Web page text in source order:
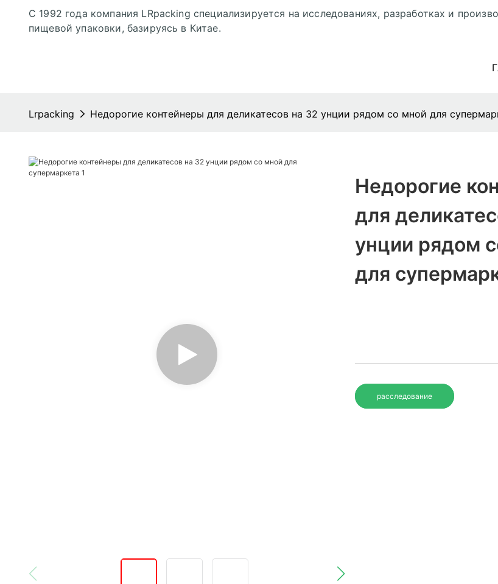
С 1992 года компания LRpacking специализируется на исследованиях, разработках и
пищевой упаковки, базируясь в Китае.
Lrpacking Недорогие контейнеры для деликатесов на 32 унции рядом со мной для
Недорогие
для
унции рядом
для
расследование